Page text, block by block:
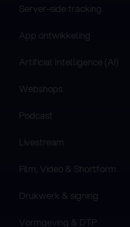
Server-side tracking
App ontwikkeling
Artificial Intelligence (AI)
Webshops
Podcast
Livestream
Film, Video & Shortform
Drukwerk & signing
Vormgeving & DTP